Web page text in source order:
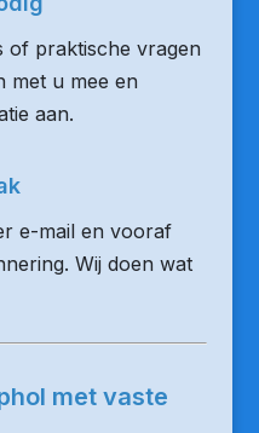
of praktische vragen
met u mee en
aan.
e-mail en vooraf
Wij doen wat
met vaste